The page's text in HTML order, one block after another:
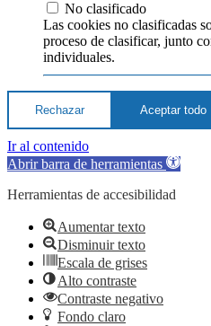
No clasificado
Las cookies no clasificadas
proceso de clasificar, junto
individuales.
Rechazar Aceptar todo
Ir al contenido
Abrir barra de herramientas
Herramientas de accesibilidad
Aumentar texto
Disminuir texto
Escala de grises
Alto contraste
Contraste negativo
Fondo claro